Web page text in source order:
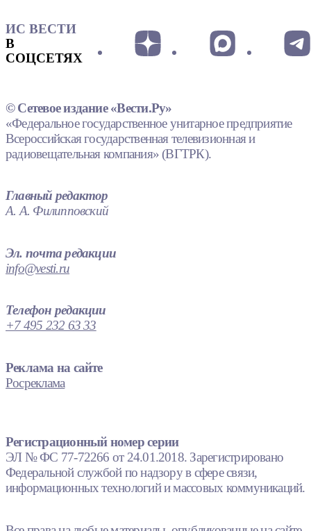
ИС ВЕСТИ
В
СОЦСЕТЯХ
© Сетевое издание «Вести.Ру»
«Федеральное государственное унитарное предприятие
Всероссийская государственная телевизионная и
радиовещательная компания» (ВГТРК).
Главный редактор
А. А. Филипповский
Эл. почта редакции
info@vesti.ru
Телефон редакции
+7 495 232 63 33
Реклама на сайте
Росреклама
Регистрационный номер серии
ЭЛ № ФС 77-72266 от 24.01.2018. Зарегистрировано
Федеральной службой по надзору в сфере связи,
информационных технологий и массовых коммуникаций.